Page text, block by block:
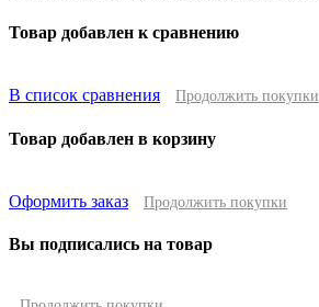
Товар добавлен к сравнению
В список сравнения Продолжить покупки
Товар добавлен в корзину
Оформить заказ Продолжить покупки
Вы подписались на товар